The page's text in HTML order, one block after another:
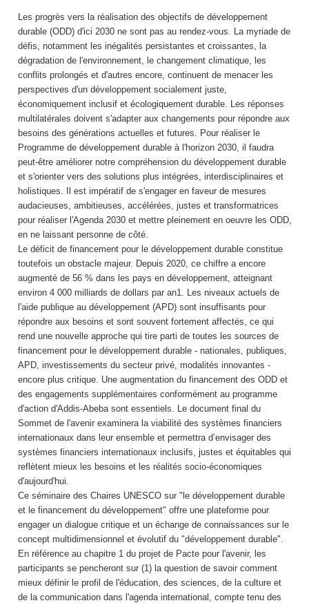
Les progrès vers la réalisation des objectifs de développement
durable (ODD) d'ici 2030 ne sont pas au rendez-vous. La myriade de
défis, notamment les inégalités persistantes et croissantes, la
dégradation de l'environnement, le changement climatique, les
conflits prolongés et d'autres encore, continuent de menacer les
perspectives d'un développement socialement juste,
économiquement inclusif et écologiquement durable. Les réponses
multilatérales doivent s'adapter aux changements pour répondre aux
besoins des générations actuelles et futures. Pour réaliser le
Programme de développement durable à l'horizon 2030, il faudra
peut-être améliorer notre compréhension du développement durable
et s'orienter vers des solutions plus intégrées, interdisciplinaires et
holistiques. Il est impératif de s'engager en faveur de mesures
audacieuses, ambitieuses, accélérées, justes et transformatrices
pour réaliser l'Agenda 2030 et mettre pleinement en oeuvre les ODD,
en ne laissant personne de côté.
Le déficit de financement pour le développement durable constitue
toutefois un obstacle majeur. Depuis 2020, ce chiffre a encore
augmenté de 56 % dans les pays en développement, atteignant
environ 4 000 milliards de dollars par an1. Les niveaux actuels de
l'aide publique au développement (APD) sont insuffisants pour
répondre aux besoins et sont souvent fortement affectés, ce qui
rend une nouvelle approche qui tire parti de toutes les sources de
financement pour le développement durable - nationales, publiques,
APD, investissements du secteur privé, modalités innovantes -
encore plus critique. Une augmentation du financement des ODD et
des engagements supplémentaires conformément au programme
d'action d'Addis-Abeba sont essentiels. Le document final du
Sommet de l'avenir examinera la viabilité des systèmes financiers
internationaux dans leur ensemble et permettra d’envisager des
systèmes financiers internationaux inclusifs, justes et équitables qui
reflètent mieux les besoins et les réalités socio-économiques
d'aujourd'hui.
Ce séminaire des Chaires UNESCO sur "le développement durable
et le financement du développement" offre une plateforme pour
engager un dialogue critique et un échange de connaissances sur le
concept multidimensionnel et évolutif du "développement durable".
En référence au chapitre 1 du projet de Pacte pour l'avenir, les
participants se pencheront sur (1) la question de savoir comment
mieux définir le profil de l'éducation, des sciences, de la culture et
de la communication dans l'agenda international, compte tenu des